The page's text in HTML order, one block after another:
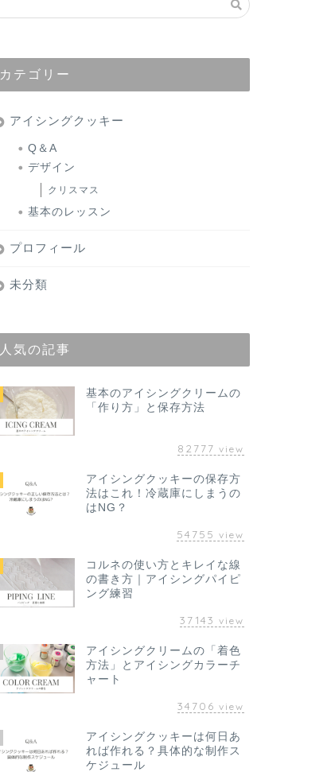
カテゴリー
アイシングクッキー
Q＆A
デザイン
クリスマス
基本のレッスン
プロフィール
未分類
人気の記事
基本のアイシングクリームの
「作り方」と保存方法
82777 view
アイシングクッキーの保存方
法はこれ！冷蔵庫にしまうの
はNG？
54755 view
コルネの使い方とキレイな線
の書き方｜アイシングパイピ
ング練習
37143 view
アイシングクリームの「着色
方法」とアイシングカラーチ
ャート
34706 view
アイシングクッキーは何日あ
れば作れる？具体的な制作ス
ケジュール